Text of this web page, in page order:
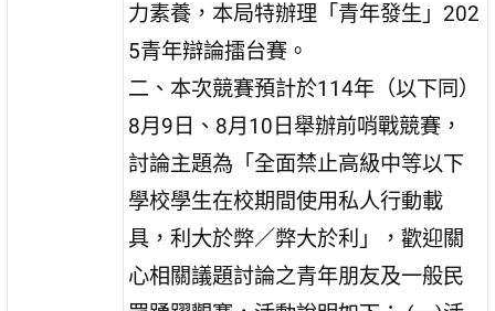
力素養，本局特辦理「青年發生」202
5青年辯論擂台賽。
二、本次競賽預計於114年（以下同）
8月9日、8月10日舉辦前哨戰競賽，
討論主題為「全面禁止高級中等以下
學校學生在校期間使用私人行動載
具，利大於弊／弊大於利」，歡迎關
心相關議題討論之青年朋友及一般民